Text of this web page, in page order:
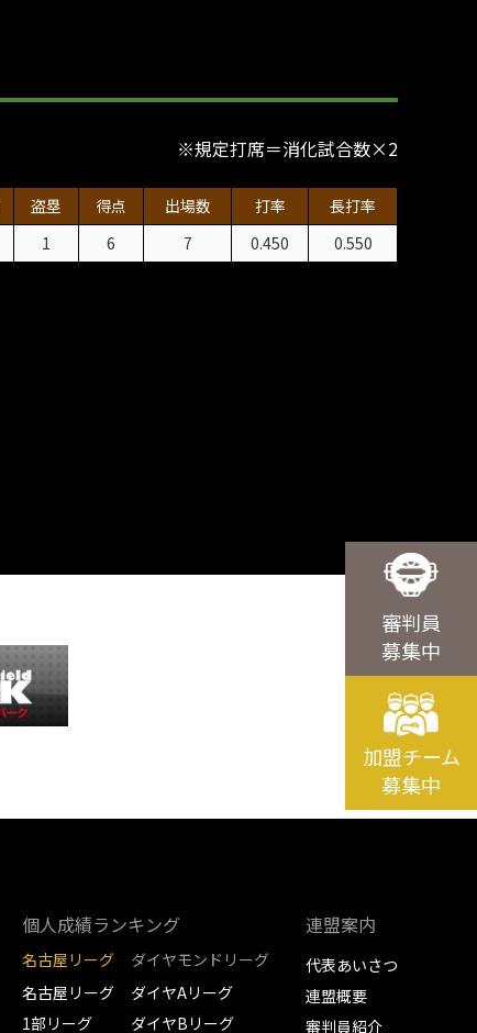
※規定打席＝消化試合数×2
盗塁 得点 出場数 打率
長打率
1 6 7 0.450 0.550
審判員
募集中
加盟チーム
募集中
個人成績ランキング
名古屋リーグ
名古屋リーグ
1部リーグ
ダイヤモンドリーグ
ダイヤAリーグ
ダイヤBリーグ
連盟案内
代表あいさつ
連盟概要
審判員紹介